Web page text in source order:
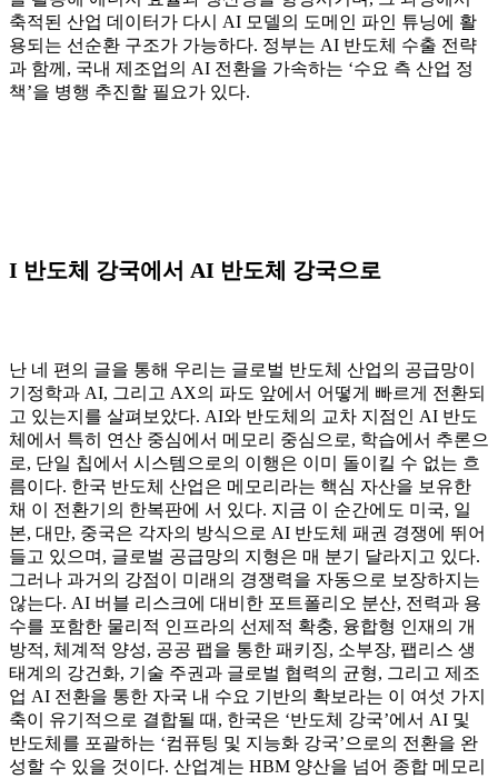
축적된 산업 데이터가 다시 AI 모델의 도메인 파인 튜닝에 활
용되는 선순환 구조가 가능하다. 정부는 AI 반도체 수출 전략
과 함께, 국내 제조업의 AI 전환을 가속하는 ‘수요 측 산업 정
책’을 병행 추진할 필요가 있다.
I 반도체 강국에서 AI 반도체 강국으로
난 네 편의 글을 통해 우리는 글로벌 반도체 산업의 공급망이
기정학과 AI, 그리고 AX의 파도 앞에서 어떻게 빠르게 전환되
고 있는지를 살펴보았다. AI와 반도체의 교차 지점인 AI 반도
체에서 특히 연산 중심에서 메모리 중심으로, 학습에서 추론으
로, 단일 칩에서 시스템으로의 이행은 이미 돌이킬 수 없는 흐
름이다. 한국 반도체 산업은 메모리라는 핵심 자산을 보유한
채 이 전환기의 한복판에 서 있다. 지금 이 순간에도 미국, 일
본, 대만, 중국은 각자의 방식으로 AI 반도체 패권 경쟁에 뛰어
들고 있으며, 글로벌 공급망의 지형은 매 분기 달라지고 있다.
그러나 과거의 강점이 미래의 경쟁력을 자동으로 보장하지는
않는다. AI 버블 리스크에 대비한 포트폴리오 분산, 전력과 용
수를 포함한 물리적 인프라의 선제적 확충, 융합형 인재의 개
방적, 체계적 양성, 공공 팹을 통한 패키징, 소부장, 팹리스 생
태계의 강건화, 기술 주권과 글로벌 협력의 균형, 그리고 제조
업 AI 전환을 통한 자국 내 수요 기반의 확보라는 이 여섯 가지
축이 유기적으로 결합될 때, 한국은 ‘반도체 강국’에서 AI 및
반도체를 포괄하는 ‘컴퓨팅 및 지능화 강국’으로의 전환을 완
성할 수 있을 것이다. 산업계는 HBM 양산을 넘어 종합 메모리